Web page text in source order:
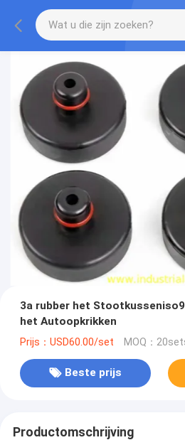
3a rubber het
het Autoopkrikken
Prijs：USD60.00/set MOQ：
Beste prijs
Productomschrijving